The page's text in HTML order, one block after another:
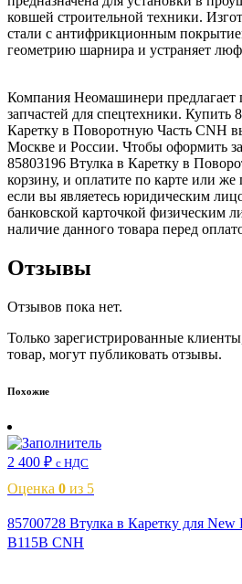
ковшей строительной техники.
стали с антифрикционным
геометрию шарнира и устраняет
Компания Неомашинери предлагает
запчастей для спецтехники. Купить
Каретку в Поворотную Часть CNH
Москве и России. Чтобы оформить
85803196 Втулка в Каретку в
корзину, и оплатите по карте или
если вы являетесь юридическим
банковской карточкой физическим
наличие данного товара перед
Отзывы
Отзывов пока нет.
Только зарегистрированные
товар, могут публиковать отзывы.
Похожие
2 400 ₽ с НДС
Оценка 0 из 5
85700728 Втулка в Каретку для
B115B CNH